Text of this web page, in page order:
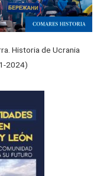
Historia de Ucrania
2024)